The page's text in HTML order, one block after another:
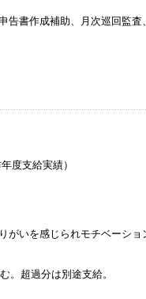
告書作成補助、月次巡回監
度支給実績）
いを感じられモチベーショ
。超過分は別途支給。